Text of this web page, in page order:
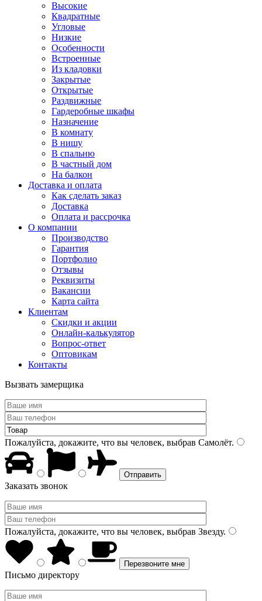
Высокие
Квадратные
Угловые
Низкие
Особенности
Встроенные
Из кладовки
Закрытые
Открытые
Раздвижные
Гардеробные шкафы
Назначение
В комнату
В нишу
В спальню
В частный дом
На балкон
Доставка и оплата
Как сделать заказ
Доставка
Оплата и рассрочка
О компании
Производство
Гарантия
Портфолио
Отзывы
Реквизиты
Вакансии
Карта сайта
Клиентам
Скидки и акции
Онлайн-калькулятор
Вопрос-ответ
Оптовикам
Контакты
Вызвать замерщика
Пожалуйста, докажите, что вы человек, выбрав Самолёт.
Заказать звонок
Пожалуйста, докажите, что вы человек, выбрав Звезду.
Письмо директору